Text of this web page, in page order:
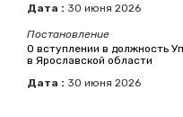
Дата : 30 июня 2026
Постановление
О вступлении в должность
в Ярославской области
Дата : 30 июня 2026